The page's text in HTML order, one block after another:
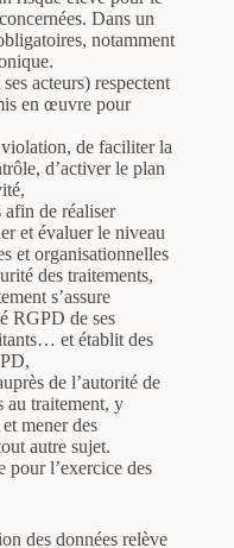
Dans un
notamment
acteurs) respectent
en œuvre pour
violation, de faciliter la
d’activer le plan
afin de réaliser
et évaluer le niveau
et organisationnelles
des traitements,
s’assure
RGPD de ses
et établit des
de l’autorité de
au traitement, y
mener des
autre sujet.
pour l’exercice des
des données relève